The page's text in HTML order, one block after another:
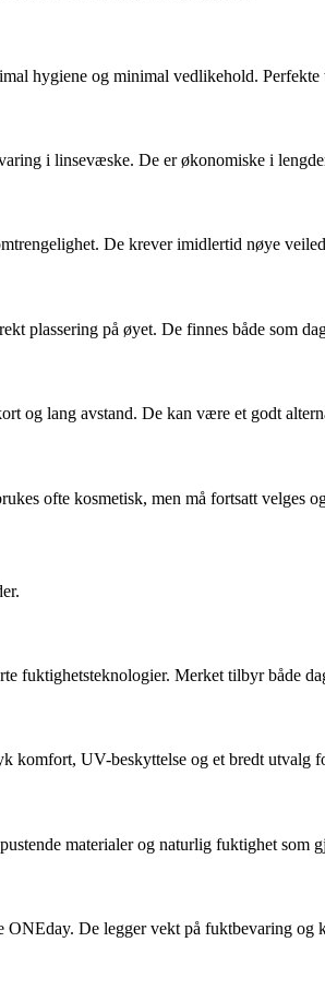
hygiene og minimal vedlikehold.
i linsevæske. De er økonomiske i
De krever imidlertid nøye
plassering på øyet. De finnes både som
og lang avstand. De kan være et godt
ofte kosmetisk, men må fortsatt velges
Merket tilbyr både
komfort, UV-beskyttelse og et bredt utvalg
materialer og naturlig fuktighet som
De legger vekt på fuktbevaring og